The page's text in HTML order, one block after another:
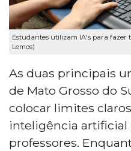
Estudantes utilizam IA's para fazer
Lemos)
As duas principais
de Mato Grosso do
colocar limites
inteligência artificial
professores.